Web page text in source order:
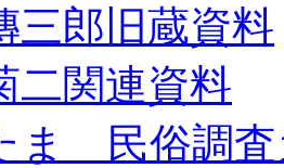
三郎旧蔵資料
二関連資料
ま 民俗調査